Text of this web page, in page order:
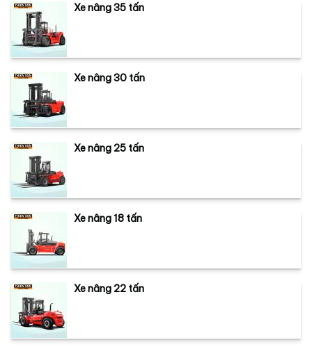
Xe nâng 35 tấn
Xe nâng 30 tấn
Xe nâng 25 tấn
Xe nâng 18 tấn
Xe nâng 22 tấn